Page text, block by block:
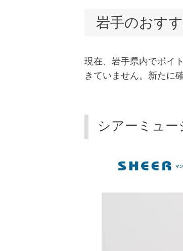
岩手のおす
現在、岩手県内でボイ
きていません。新たに
シアーミュ